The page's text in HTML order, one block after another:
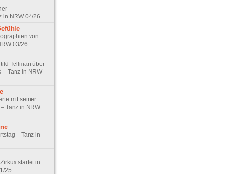
in NRW 04/26
von
03/26
Tellman über
– Tanz in NRW
mit seiner
Tanz in NRW
– Tanz in
startet in
25